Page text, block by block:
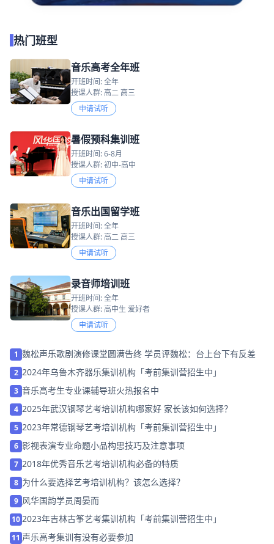
热门班型
音乐高考全年班
开班时间: 全年
授课人群: 高二 高三
申请试听
暑假预科集训班
开班时间: 6-8月
授课人群: 初中-高中
申请试听
音乐出国留学班
开班时间: 全年
授课人群: 高二 高三
申请试听
录音师培训班
开班时间: 全年
授课人群: 高中生 爱好者
申请试听
1 魏松声乐歌剧演修课堂圆满告终 学员评魏松：台上台下有反差
2 2024年乌鲁木齐器乐集训机构「考前集训营招生中」
3 音乐高考生专业课辅导班火热报名中
4 2025年武汉钢琴艺考培训机构哪家好 家长该如何选择？
5 2023年常德钢琴艺考培训机构「考前集训营招生中」
6 影视表演专业命题小品构思技巧及注意事项
7 2018年优秀音乐艺考培训机构必备的特质
8 为什么要选择艺考培训机构？该怎么选择？
9 风华国韵学员周晏而
102023年吉林古筝艺考集训机构「考前集训营招生中」
11 声乐高考集训有没有必要参加